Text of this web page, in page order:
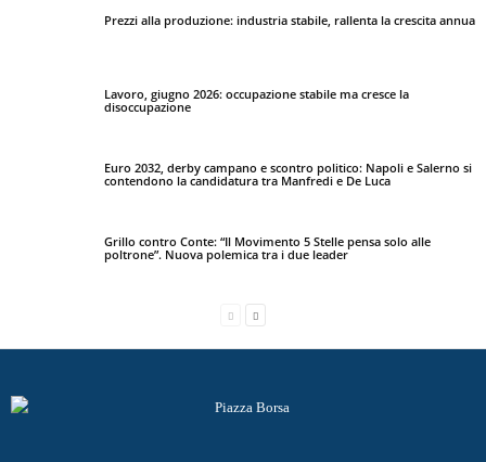
Prezzi alla produzione: industria stabile, rallenta la crescita annua
Lavoro, giugno 2026: occupazione stabile ma cresce la
disoccupazione
Euro 2032, derby campano e scontro politico: Napoli e Salerno si
contendono la candidatura tra Manfredi e De Luca
Grillo contro Conte: “Il Movimento 5 Stelle pensa solo alle
poltrone”. Nuova polemica tra i due leader